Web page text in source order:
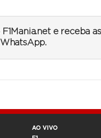
F1Mania.net e receba
WhatsApp.
AO VIVO